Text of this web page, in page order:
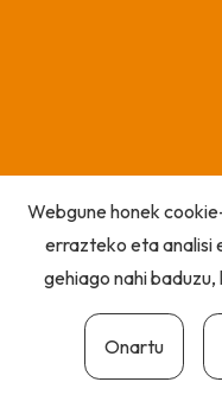
Webgune honek
errazteko eta analisi
gehiago nahi
Onartu